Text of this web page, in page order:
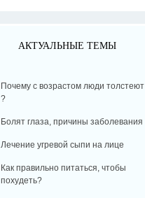
АКТУАЛЬНЫЕ ТЕМЫ
Почему с возрастом люди толстеют
?
Болят глаза, причины заболевания
Лечение угревой сыпи на лице
Как правильно питаться, чтобы
похудеть?